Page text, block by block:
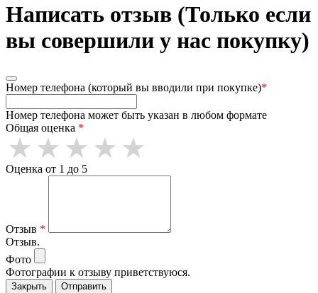
Написать отзыв (Только если
вы совершили у нас покупку)
Номер телефона (который вы вводили при покупке)*
Номер телефона может быть указан в любом формате
Общая оценка *
Оценка от 1 до 5
Отзыв *
Отзыв.
Фото
Фотографии к отзыву приветствуюся.
Закрыть Отправить